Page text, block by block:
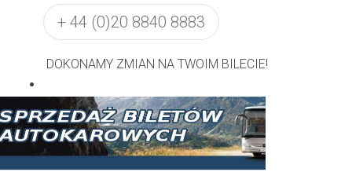
+ 44 (0)20 8840 8883
DOKONAMY ZMIAN NA TWOIM BILECIE!